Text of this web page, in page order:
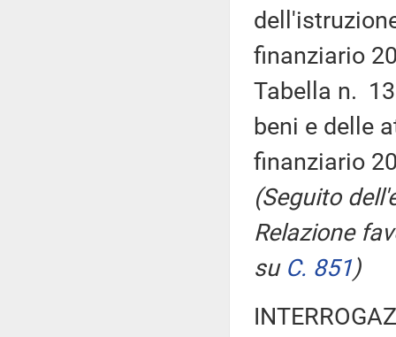
finanziario
Tabella n.
beni e delle
finanziario
(Seguito
Relazione
su C. 851)